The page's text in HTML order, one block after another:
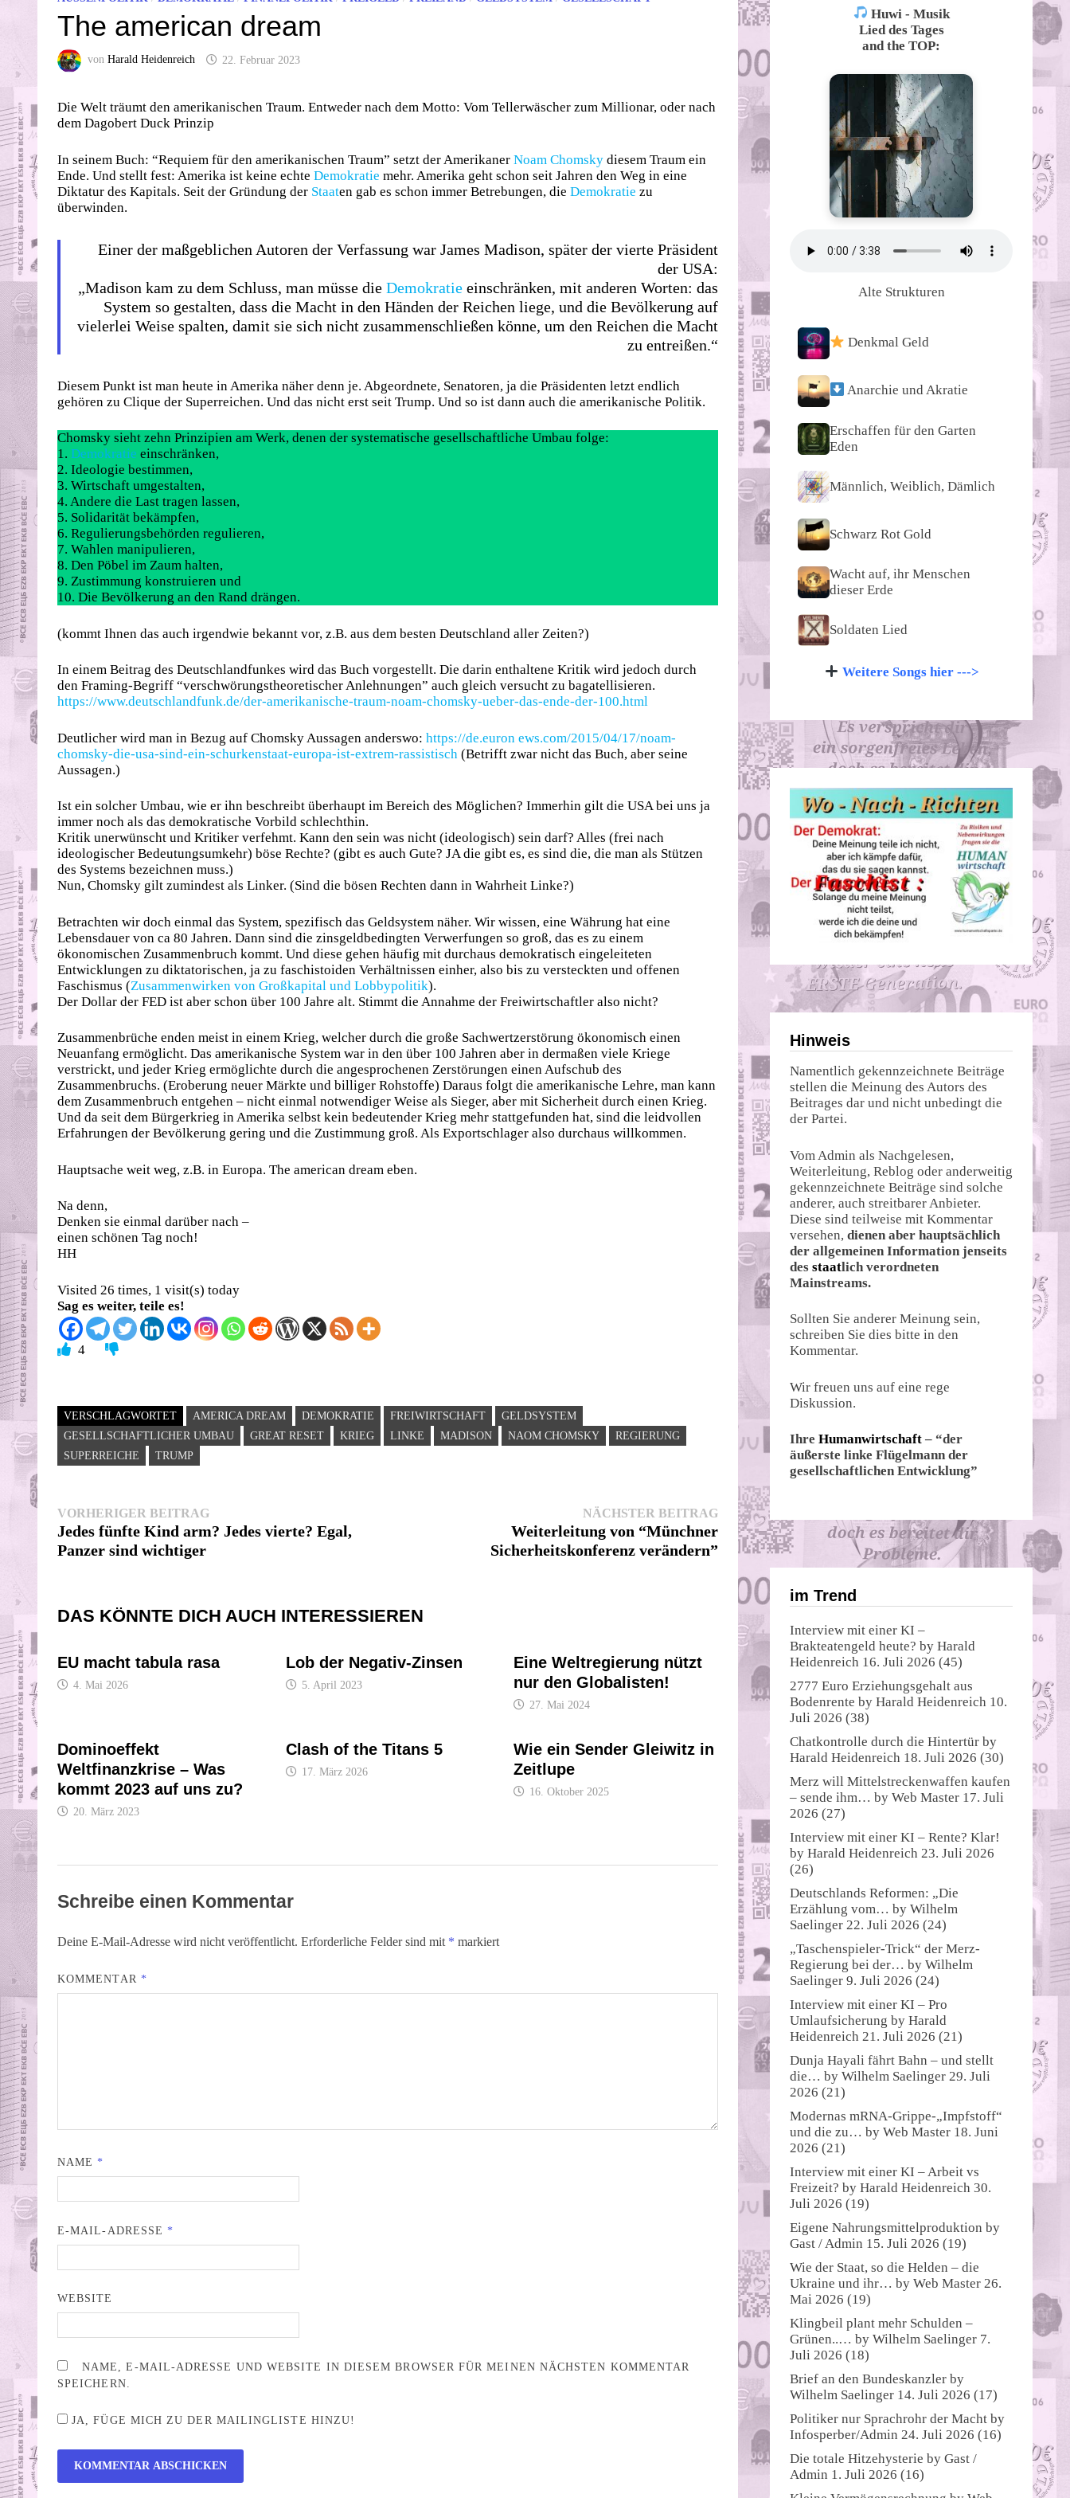
The american dream
von Harald Heidenreich 22. Februar 2023
Die Welt träumt den amerikanischen Traum. Entweder nach dem Motto: Vom Tellerwäscher zum Millionar, oder nach
dem Dagobert Duck Prinzip
In seinem Buch: “Requiem für den amerikanischen Traum” setzt der Amerikaner Noam Chomsky diesem Traum ein
Ende. Und stellt fest: Amerika ist keine echte Demokratie mehr. Amerika geht schon seit Jahren den Weg in eine
Diktatur des Kapitals. Seit der Gründung der Staaten gab es schon immer Betrebungen, die Demokratie zu
überwinden.
Einer der maßgeblichen Autoren der Verfassung war James Madison, später der vierte Präsident
der USA:
„Madison kam zu dem Schluss, man müsse die Demokratie einschränken, mit anderen Worten: das
System so gestalten, dass die Macht in den Händen der Reichen liege, und die Bevölkerung auf
vielerlei Weise spalten, damit sie sich nicht zusammenschließen könne, um den Reichen die Macht
zu entreißen.“
Diesem Punkt ist man heute in Amerika näher denn je. Abgeordnete, Senatoren, ja die Präsidenten letzt endlich
gehören zu Clique der Superreichen. Und das nicht erst seit Trump. Und so ist dann auch die amerikanische Politik.
Chomsky sieht zehn Prinzipien am Werk, denen der systematische gesellschaftliche Umbau folge:
1. Demokratie einschränken,
2. Ideologie bestimmen,
3. Wirtschaft umgestalten,
4. Andere die Last tragen lassen,
5. Solidarität bekämpfen,
6. Regulierungsbehörden regulieren,
7. Wahlen manipulieren,
8. Den Pöbel im Zaum halten,
9. Zustimmung konstruieren und
10. Die Bevölkerung an den Rand drängen.
(kommt Ihnen das auch irgendwie bekannt vor, z.B. aus dem besten Deutschland aller Zeiten?)
In einem Beitrag des Deutschlandfunkes wird das Buch vorgestellt. Die darin enthaltene Kritik wird jedoch durch
den Framing-Begriff “verschwörungstheoretischer Anlehnungen” auch gleich versucht zu bagatellisieren.
https://www.deutschlandfunk.de/der-amerikanische-traum-noam-chomsky-ueber-das-ende-der-100.html
Deutlicher wird man in Bezug auf Chomsky Aussagen anderswo: https://de.euron ews.com/2015/04/17/noam-
chomsky-die-usa-sind-ein-schurkenstaat-europa-ist-extrem-rassistisch (Betrifft zwar nicht das Buch, aber seine
Aussagen.)
Ist ein solcher Umbau, wie er ihn beschreibt überhaupt im Bereich des Möglichen? Immerhin gilt die USA bei uns ja
immer noch als das demokratische Vorbild schlechthin.
Kritik unerwünscht und Kritiker verfehmt. Kann den sein was nicht (ideologisch) sein darf? Alles (frei nach
ideologischer Bedeutungsumkehr) böse Rechte? (gibt es auch Gute? JA die gibt es, es sind die, die man als Stützen
des Systems bezeichnen muss.)
Nun, Chomsky gilt zumindest als Linker. (Sind die bösen Rechten dann in Wahrheit Linke?)
Betrachten wir doch einmal das System, spezifisch das Geldsystem näher. Wir wissen, eine Währung hat eine
Lebensdauer von ca 80 Jahren. Dann sind die zinsgeldbedingten Verwerfungen so groß, das es zu einem
ökonomischen Zusammenbruch kommt. Und diese gehen häufig mit durchaus demokratisch eingeleiteten
Entwicklungen zu diktatorischen, ja zu faschistoiden Verhältnissen einher, also bis zu versteckten und offenen
Faschismus (Zusammenwirken von Großkapital und Lobbypolitik).
Der Dollar der FED ist aber schon über 100 Jahre alt. Stimmt die Annahme der Freiwirtschaftler also nicht?
Zusammenbrüche enden meist in einem Krieg, welcher durch die große Sachwertzerstörung ökonomisch einen
Neuanfang ermöglicht. Das amerikanische System war in den über 100 Jahren aber in dermaßen viele Kriege
verstrickt, und jeder Krieg ermöglichte durch die angesprochenen Zerstörungen einen Aufschub des
Zusammenbruchs. (Eroberung neuer Märkte und billiger Rohstoffe) Daraus folgt die amerikanische Lehre, man kann
dem Zusammenbruch entgehen – nicht einmal notwendiger Weise als Sieger, aber mit Sicherheit durch einen Krieg.
Und da seit dem Bürgerkrieg in Amerika selbst kein bedeutender Krieg mehr stattgefunden hat, sind die leidvollen
Erfahrungen der Bevölkerung gering und die Zustimmung groß. Als Exportschlager also durchaus willkommen.
Hauptsache weit weg, z.B. in Europa. The american dream eben.
Na denn,
Denken sie einmal darüber nach –
einen schönen Tag noch!
HH
Visited 26 times, 1 visit(s) today
Sag es weiter, teile es!
4
VERSCHLAGWORTET AMERICA DREAM DEMOKRATIE FREIWIRTSCHAFT
GELDSYSTEM
GESELLSCHAFTLICHER UMBAU
GREAT RESET KRIEG LINKE MADISON NAOM CHOMSKY
REGIERUNG
SUPERREICHE
TRUMP
Beitragsnavigation
VORHERIGER BEITRAGVorheriger
Beitrag:
Jedes fünfte Kind arm? Jedes vierte? Egal,
Panzer sind wichtiger
NÄCHSTER BEITRAGNächster
Beitrag:
Weiterleitung von “Münchner
Sicherheitskonferenz verändern”
DAS KÖNNTE DICH AUCH INTERESSIEREN
EU macht tabula rasa
4. Mai 2026
Lob der Negativ-Zinsen
5. April 2023
Eine Weltregierung nützt
nur den Globalisten!
27. Mai 2024
Dominoeffekt
Weltfinanzkrise – Was
kommt 2023 auf uns zu?
20. März 2023
Clash of the Titans 5
17. März 2026
Wie ein Sender Gleiwitz in
Zeitlupe
16. Oktober 2025
Schreibe einen Kommentar
Deine E-Mail-Adresse wird nicht veröffentlicht. Erforderliche Felder sind mit * markiert
KOMMENTAR *
NAME *
E-MAIL-ADRESSE *
WEBSITE
NAME, E-MAIL-ADRESSE UND WEBSITE IN DIESEM BROWSER FÜR MEINEN NÄCHSTEN KOMMENTAR
SPEICHERN.
JA, FÜGE MICH ZU DER MAILINGLISTE HINZU!
Huwi - Musik
Lied des Tages
and the TOP:
Alte Strukturen
Denkmal Geld
Anarchie und Akratie
Erschaffen für den Garten
Eden
Männlich, Weiblich, Dämlich
Schwarz Rot Gold
Wacht auf, ihr Menschen
dieser Erde
Soldaten Lied
Weitere Songs hier --->
Hinweis
Namentlich gekennzeichnete Beiträge
stellen die Meinung des Autors des
Beitrages dar und nicht unbedingt die
der Partei.
Vom Admin als Nachgelesen,
Weiterleitung, Reblog oder anderweitig
gekennzeichnete Beiträge sind solche
anderer, auch streitbarer Anbieter.
Diese sind teilweise mit Kommentar
versehen, dienen aber hauptsächlich
der allgemeinen Information jenseits
des staatlich verordneten
Mainstreams.
Sollten Sie anderer Meinung sein,
schreiben Sie dies bitte in den
Kommentar.
Wir freuen uns auf eine rege
Diskussion.
Ihre Humanwirtschaft – “der
äußerste linke Flügelmann der
gesellschaftlichen Entwicklung”
im Trend
Interview mit einer KI –
Brakteatengeld heute? by Harald
Heidenreich 16. Juli 2026 (45)
2777 Euro Erziehungsgehalt aus
Bodenrente by Harald Heidenreich 10.
Juli 2026 (38)
Chatkontrolle durch die Hintertür by
Harald Heidenreich 18. Juli 2026 (30)
Merz will Mittelstreckenwaffen kaufen
– sende ihm… by Web Master 17. Juli
2026 (27)
Interview mit einer KI – Rente? Klar!
by Harald Heidenreich 23. Juli 2026
(26)
Deutschlands Reformen: „Die
Erzählung vom… by Wilhelm
Saelinger 22. Juli 2026 (24)
„Taschenspieler-Trick“ der Merz-
Regierung bei der… by Wilhelm
Saelinger 9. Juli 2026 (24)
Interview mit einer KI – Pro
Umlaufsicherung by Harald
Heidenreich 21. Juli 2026 (21)
Dunja Hayali fährt Bahn – und stellt
die… by Wilhelm Saelinger 29. Juli
2026 (21)
Modernas mRNA-Grippe-„Impfstoff“
und die zu… by Web Master 18. Juni
2026 (21)
Interview mit einer KI – Arbeit vs
Freizeit? by Harald Heidenreich 30.
Juli 2026 (19)
Eigene Nahrungsmittelproduktion by
Gast / Admin 15. Juli 2026 (19)
Wie der Staat, so die Helden – die
Ukraine und ihr… by Web Master 26.
Mai 2026 (19)
Klingbeil plant mehr Schulden –
Grünen..… by Wilhelm Saelinger 7.
Juli 2026 (18)
Brief an den Bundeskanzler by
Wilhelm Saelinger 14. Juli 2026 (17)
Politiker nur Sprachrohr der Macht by
Infosperber/Admin 24. Juli 2026 (16)
Die totale Hitzehysterie by Gast /
Admin 1. Juli 2026 (16)